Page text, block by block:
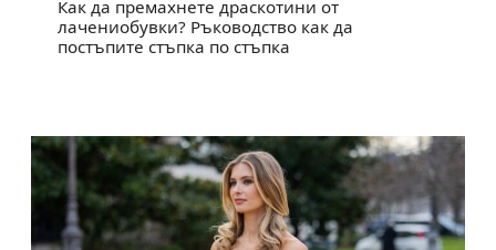
Как да премахнете драскотини от
лачениобувки? Ръководство как да
постъпите стъпка по стъпка